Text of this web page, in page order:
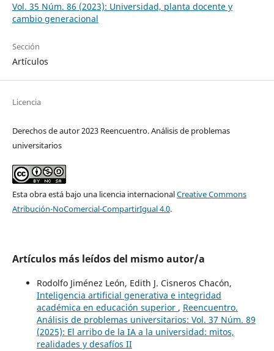
Vol. 35 Núm. 86 (2023): Universidad, planta docente y
cambio generacional
Sección
Artículos
Licencia
Derechos de autor 2023 Reencuentro. Análisis de problemas
universitarios
Esta obra está bajo una licencia internacionalCreative Commons
Atribución-NoComercial-CompartirIgual 4.0.
Artículos más leídos del mismo autor/a
Rodolfo Jiménez León, Edith J. Cisneros Chacón,
Inteligencia artificial generativa e integridad
académica en educación superior , Reencuentro.
Análisis de problemas universitarios: Vol. 37 Núm. 89
(2025): El arribo de la IA a la universidad: mitos,
realidades y desafíos II